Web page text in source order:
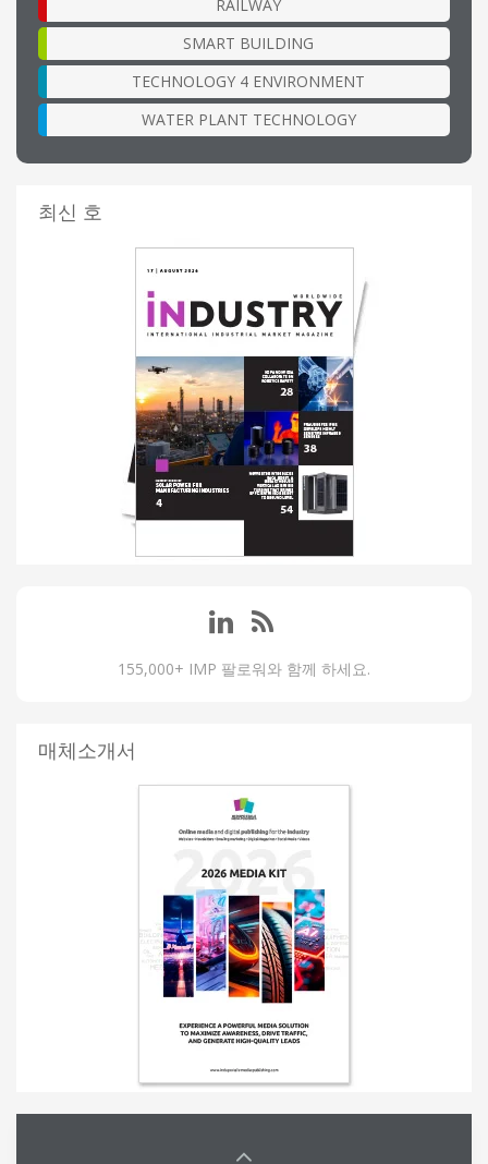
RAILWAY
SMART BUILDING
TECHNOLOGY 4 ENVIRONMENT
WATER PLANT TECHNOLOGY
최신 호
155,000+ IMP 팔로워와 함께 하세요.
매체소개서